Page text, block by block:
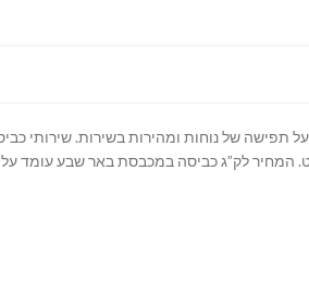
תפישה של נוחות ומהירות בשירות. שירותי